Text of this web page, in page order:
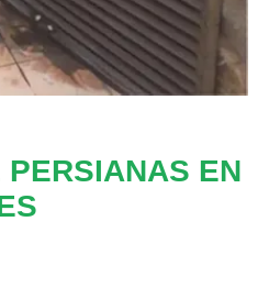
PERSIANAS EN